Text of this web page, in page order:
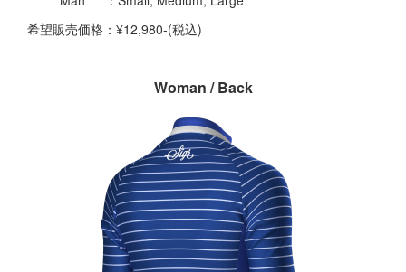
希望販売価格：¥12,980-(税込)
Woman / Back